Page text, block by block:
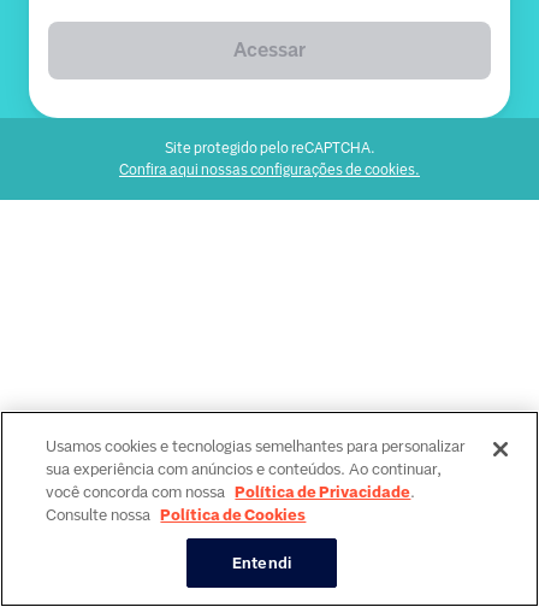
Acessar
Site protegido pelo reCAPTCHA.
Confira aqui nossas configurações de cookies.
Usamos cookies e tecnologias semelhantes para personalizar
sua experiência com anúncios e conteúdos. Ao continuar,
você concorda com nossa Política de Privacidade.
Consulte nossa Política de Cookies
Entendi